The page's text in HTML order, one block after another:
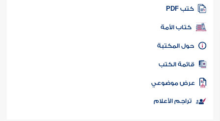
كتب PDF
كتاب الأمة
المكتبة
الكتب
موضوعي